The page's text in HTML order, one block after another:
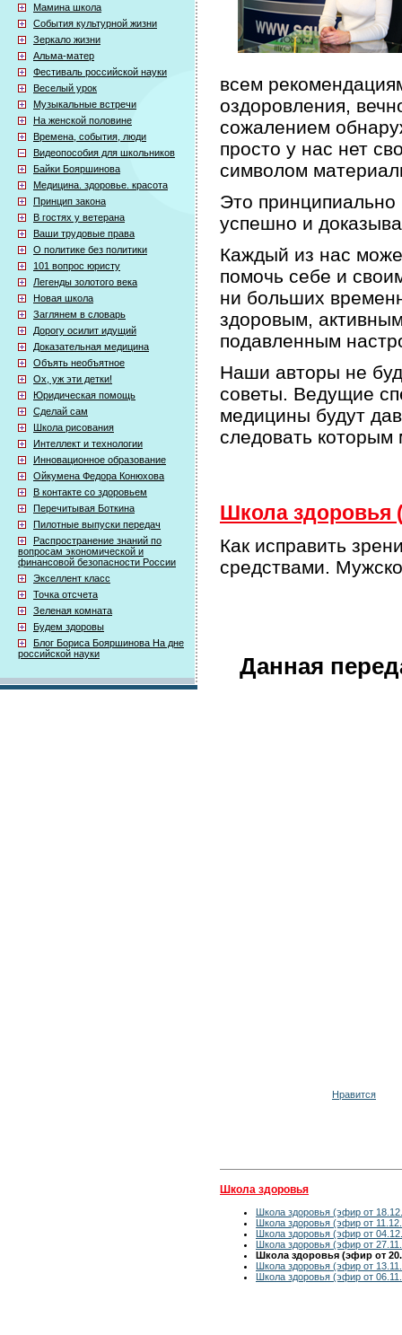
Мамина школа
События культурной жизни
Зеркало жизни
Альма-матер
Фестиваль российской науки
Веселый урок
Музыкальные встречи
На женской половине
Времена, события, люди
Видеопособия для школьников
Байки Бояршинова
Медицина. здоровье. красота
Принцип закона
В гостях у ветерана
Ваши трудовые права
О политике без политики
101 вопрос юристу
Легенды золотого века
Новая школа
Заглянем в словарь
Дорогу осилит идущий
Доказательная медицина
Объять необъятное
Ох, уж эти детки!
Юридическая помощь
Сделай сам
Школа рисования
Интеллект и технологии
Инновационное образование
Ойкумена Федора Конюхова
В контакте со здоровьем
Перечитывая Боткина
Пилотные выпуски передач
Распространение знаний по
вопросам экономической и
финансовой безопасности России
Экселлент класс
Точка отсчета
Зеленая комната
Будем здоровы
Блог Бориса Бояршинова На дне
российской науки
всем
оздоровления,
сожалением
просто у нас нет
символом
Это
успешно и
Каждый из нас
помочь себе и
ни больших
здоровым,
подавленным
Наши авторы не
советы. Ведущие
медицины будут
следовать
Школа здоровья
Как исправить
средствами.
Данная
Нравится
Школа здоровья
Школа здоровья (эфир от
Школа здоровья (эфир от
Школа здоровья (эфир от
Школа здоровья (эфир от
Школа здоровья (эфир от
Школа здоровья (эфир от
Школа здоровья (эфир от